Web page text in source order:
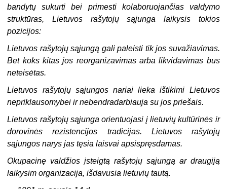
bandytų sukurti bei primesti kolaboruojančias valdymo
struktūras, Lietuvos rašytojų sąjunga laikysis tokios
pozicijos:
Lietuvos rašytojų sąjungą gali paleisti tik jos suvažiavimas.
Bet koks kitas jos reorganizavimas arba likvidavimas bus
neteisėtas.
Lietuvos rašytojų sąjungos nariai lieka ištikimi Lietuvos
nepriklausomybei ir nebendradarbiauja su jos priešais.
Lietuvos rašytojų sąjunga orientuojasi į lietuvių kultūrinės ir
dorovinės rezistencijos tradicijas. Lietuvos rašytojų
sąjungos narys jas tęsia laisvai apsispręsdamas.
Okupacinę valdžios įsteigtą rašytojų sąjungą ar draugiją
laikysim organizacija, išdavusia lietuvių tautą.